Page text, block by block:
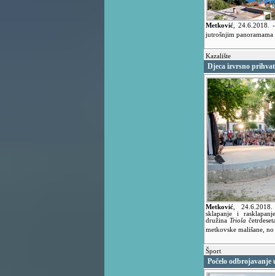
Metković ,24.6.2018.
jutrošnjim
Kazalište
Djeca izvrsno
Metković
sklapanje i
družina Triola
metkovske mališane,
Šport
Počelo odbrojavanje